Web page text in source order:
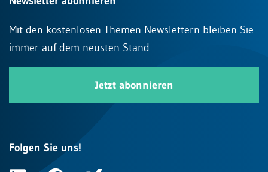
Mit den kostenlosen Themen-Newslettern bleiben Sie
immer auf dem neusten Stand.
Jetzt abonnieren
Folgen Sie uns!